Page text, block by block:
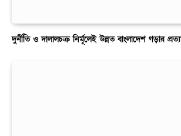
দুর্নীতি ও দালালচক্র নির্মূলেই উন্নত বাংলাদেশ গড়ার